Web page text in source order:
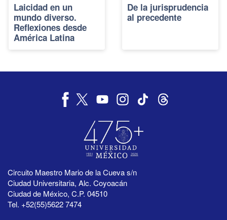
Laicidad en un
mundo diverso.
Reflexiones desde
América Latina
De la jurisprudencia
al precedente
Circuito Maestro Mario de la Cueva s/n
Ciudad Universitaria, Alc. Coyoacán
Ciudad de México, C.P. 04510
Tel. +52(55)5622 7474